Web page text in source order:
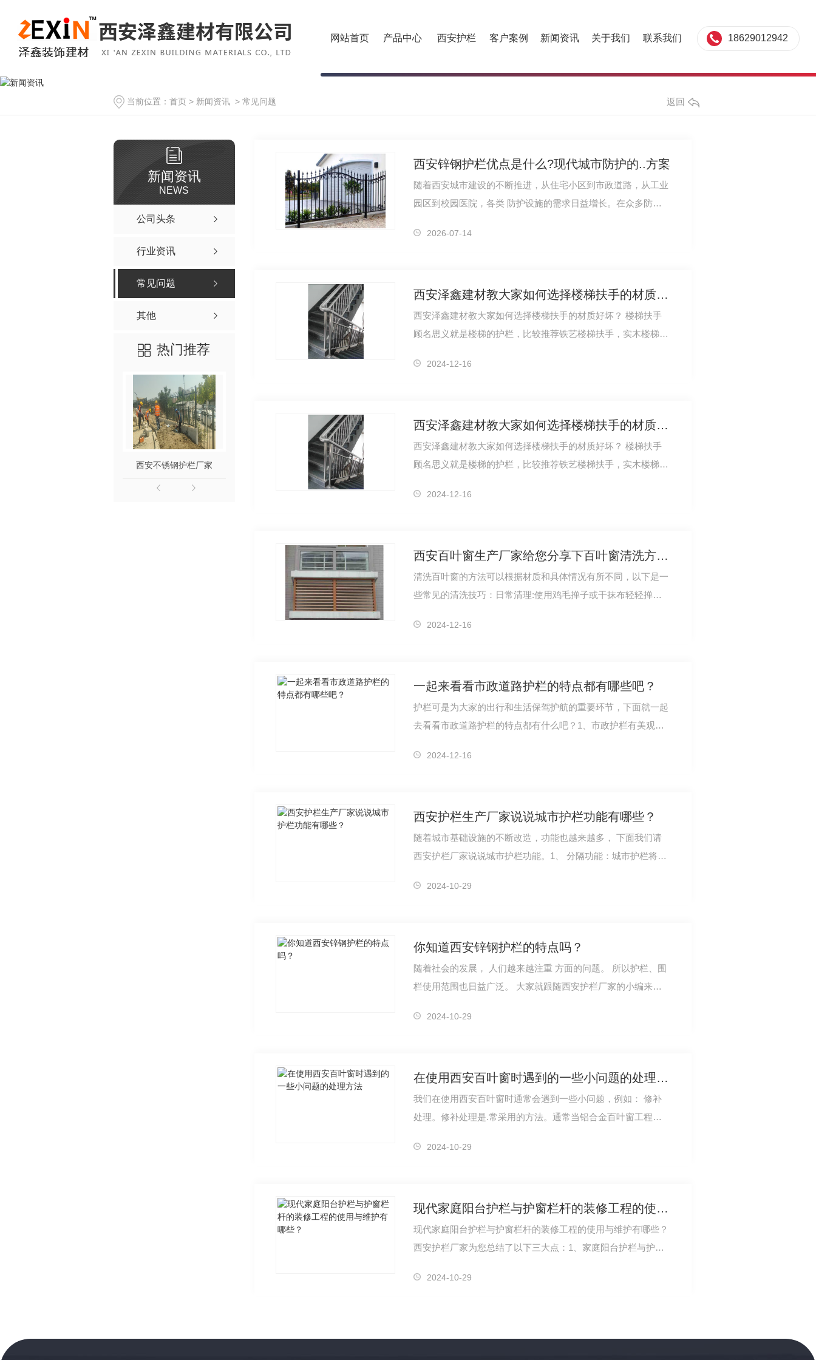
网站首页 产品中心 西安护栏 客户案例 新闻资讯 关于我们 联系我们 18629012942
当前位置： 首页 > 新闻资讯 > 常见问题 返回
新闻资讯
NEWS
公司头条
行业资讯
常见问题
其他
热门推荐
西安不锈钢护栏厂家 西安百叶窗厂家定制 西安百叶窗定制厂家 西安围栏厂家定制
西安锌钢护栏优点是什么?现代城市防护的..方案
随着西安城市建设的不断推进，从住宅小区到市政道路，从工业
园区到校园医院，各类 防护设施的需求日益增长。在众多防护
2026-07-14
西安泽鑫建材教大家如何选择楼梯扶手的材质好坏？
西安泽鑫建材教大家如何选择楼梯扶手的材质好坏？ 楼梯扶手
顾名思义就是楼梯的护栏，比较推荐铁艺楼梯扶手，实木楼梯扶
2024-12-16
西安泽鑫建材教大家如何选择楼梯扶手的材质好坏？
西安泽鑫建材教大家如何选择楼梯扶手的材质好坏？ 楼梯扶手
顾名思义就是楼梯的护栏，比较推荐铁艺楼梯扶手，实木楼梯扶
2024-12-16
西安百叶窗生产厂家给您分享下百叶窗清洗方法？
清洗百叶窗的方法可以根据材质和具体情况有所不同，以下是一
些常见的清洗技巧：日常清理:使用鸡毛掸子或干抹布轻轻掸去
2024-12-16
一起来看看市政道路护栏的特点都有哪些吧？
护栏可是为大家的出行和生活保驾护航的重要环节，下面就一起
去看看市政道路护栏的特点都有什么吧？1、市政护栏有美观、
2024-12-16
西安护栏生产厂家说说城市护栏功能有哪些？
随着城市基础设施的不断改造，功能也越来越多， 下面我们请
西安护栏厂家说说城市护栏功能。1、 分隔功能：城市护栏将机
2024-10-29
你知道西安锌钢护栏的特点吗？
随着社会的发展， 人们越来越注重 方面的问题。 所以护栏、围
栏使用范围也日益广泛。 大家就跟随西安护栏厂家的小编来一
2024-10-29
在使用西安百叶窗时遇到的一些小问题的处理方法
我们在使用西安百叶窗时通常会遇到一些小问题，例如： 修补
处理。修补处理是.常采用的方法。通常当铝合金百叶窗工程的
2024-10-29
现代家庭阳台护栏与护窗栏杆的装修工程的使用与维护有哪些？
现代家庭阳台护栏与护窗栏杆的装修工程的使用与维护有哪些？
西安护栏厂家为您总结了以下三大点：1、家庭阳台护栏与护窗
2024-10-29